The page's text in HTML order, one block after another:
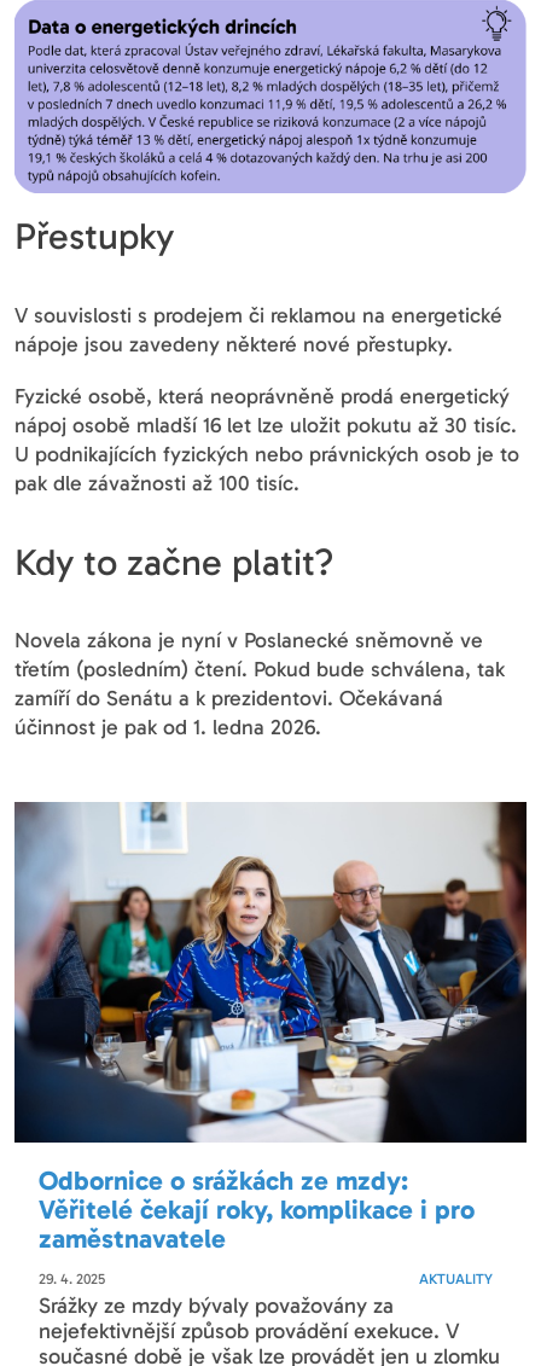
Přestupky
V souvislosti s prodejem či reklamou na energetické
nápoje jsou zavedeny některé nové přestupky.
Fyzické osobě, která neoprávněně prodá energetický
nápoj osobě mladší 16 let lze uložit pokutu až 30 tisíc.
U podnikajících fyzických nebo právnických osob je to
pak dle závažnosti až 100 tisíc.
Kdy to začne platit?
Novela zákona je nyní v Poslanecké sněmovně ve
třetím (posledním) čtení. Pokud bude schválena, tak
zamíří do Senátu a k prezidentovi. Očekávaná
účinnost je pak od 1. ledna 2026.
Odbornice o srážkách ze mzdy:
Věřitelé čekají roky, komplikace i pro
zaměstnavatele
29. 4. 2025 AKTUALITY
Srážky ze mzdy bývaly považovány za
nejefektivnější způsob provádění exekuce. V
současné době je však lze provádět jen u zlomku